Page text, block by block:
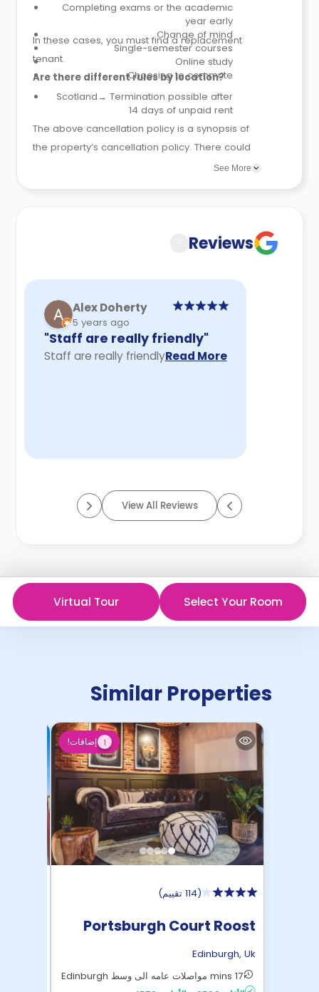
Completing exams or the academic
year early
Change of mind
Single-semester courses
Online study
Choosing to commute
In these cases, you must find a replacement
tenant.
Are there different rules by location?
Scotland→ Termination possible after
14 days of unpaid rent
The above cancellation policy is a synopsis of
the property’s cancellation policy. There could
be a few changes incorporated from time to
See More
Reviews
Alex Doherty
5 years ago
"Staff are really friendly"
Staff are really friendlyRead More
View All Reviews
Select Your Room
Virtual Tour
Similar Properties
1 إضافات!
(114 تقييم )
Portsburgh Court Roost
Edinburgh, Uk
17 mins مواصلات عامه الى وسط Edinburgh